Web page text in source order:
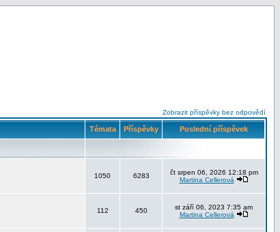
Zobrazit příspěvky bez odpovědí
Témata Příspěvky Poslední příspěvek
1050 6283
čt srpen 06, 2026 12:18 pm
Martina Cellerová
112 450
st září 06, 2023 7:35 am
Martina Cellerová